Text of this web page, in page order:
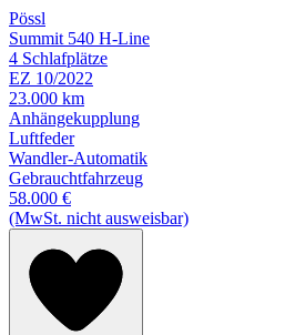
Pössl
Summit 540 H-Line
4 Schlafplätze
EZ 10/2022
23.000 km
Anhängekupplung
Luftfeder
Wandler-Automatik
Gebrauchtfahrzeug
58.000 €
(MwSt. nicht ausweisbar)